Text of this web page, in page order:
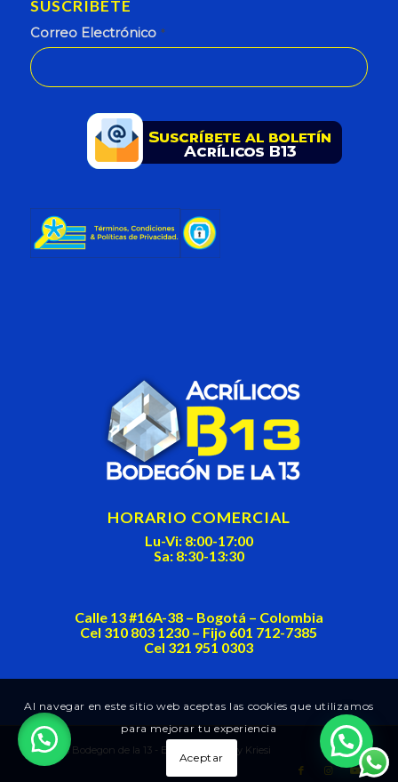
SUSCRÍBETE
Correo Electrónico *
field
should
HORARIO COMERCIAL
Lu-Vi: 8:00-17:00
Sa: 8:30-13:30
Calle 13 #16A-38 – Bogotá – Colombia
Cel 310 803 1230 – Fijo 601 712-7385
Cel 321 951 0303
Acrilicos Bodegon de la 13 - Enfold Theme by Kriesi
Al navegar en este sitio web aceptas las cookies que utilizamos
para mejorar tu experiencia
Aceptar